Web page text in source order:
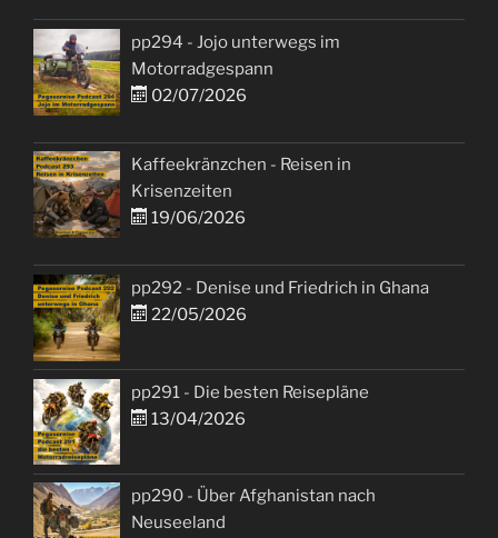
pp294 - Jojo unterwegs im
Motorradgespann
02/07/2026
Kaffeekränzchen - Reisen in
Krisenzeiten
19/06/2026
pp292 - Denise und Friedrich in Ghana
22/05/2026
pp291 - Die besten Reisepläne
13/04/2026
pp290 - Über Afghanistan nach
Neuseeland